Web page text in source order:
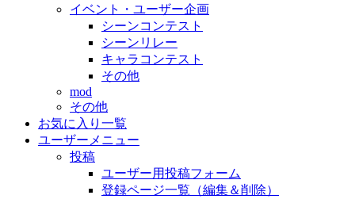
イベント・ユーザー企画
シーンコンテスト
シーンリレー
キャラコンテスト
その他
mod
その他
お気に入り一覧
ユーザーメニュー
投稿
ユーザー用投稿フォーム
登録ページ一覧（編集＆削除）